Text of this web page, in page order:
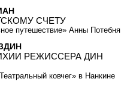
СЧЕТУ
путешествие» Анны Потебня
РЕЖИССЕРА ДИН
ковчег» в Нанкине